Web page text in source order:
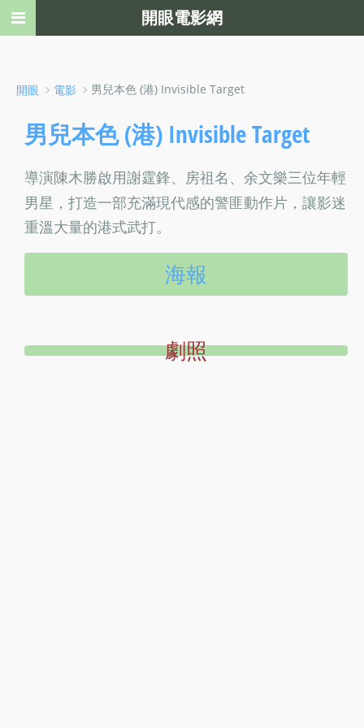
開眼 ﹥ 電影 ﹥男兒本色 (港) Invisible Target
男兒本色 (港) Invisible Target
導演陳木勝啟用謝霆鋒、房祖名、余文樂三位年輕
男星，打造一部充滿現代感的警匪動作片，讓影迷
重溫大量的港式武打。
海報
劇照
開眼電影網